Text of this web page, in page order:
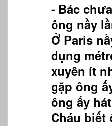
- Bác
ông nầy
Ở Paris
dụng
xuyên ít
gặp ông
ông ấy
Cháu biết